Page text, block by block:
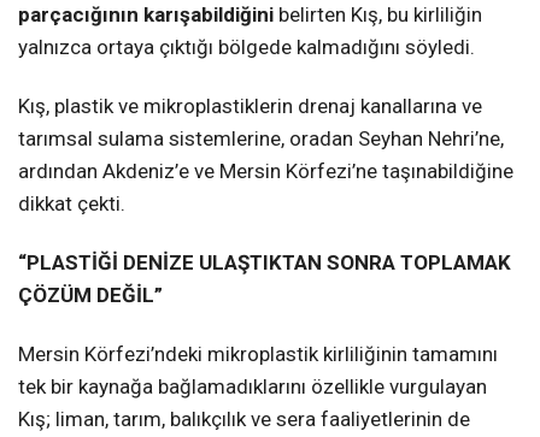
parçacığının karışabildiğini belirten Kış, bu kirliliğin
yalnızca ortaya çıktığı bölgede kalmadığını söyledi.
Kış, plastik ve mikroplastiklerin drenaj kanallarına ve
tarımsal sulama sistemlerine, oradan Seyhan Nehri’ne,
ardından Akdeniz’e ve Mersin Körfezi’ne taşınabildiğine
dikkat çekti.
“PLASTİĞİ DENİZE ULAŞTIKTAN SONRA TOPLAMAK
ÇÖZÜM DEĞİL”
Mersin Körfezi’ndeki mikroplastik kirliliğinin tamamını
tek bir kaynağa bağlamadıklarını özellikle vurgulayan
Kış; liman, tarım, balıkçılık ve sera faaliyetlerinin de